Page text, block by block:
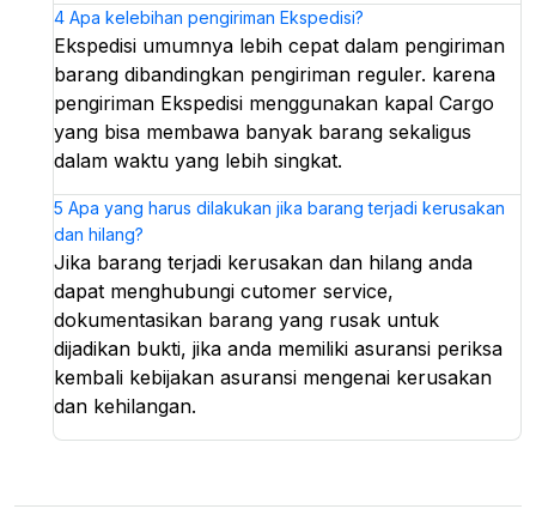
4 Apa kelebihan pengiriman Ekspedisi?
Ekspedisi umumnya lebih cepat dalam pengiriman
barang dibandingkan pengiriman reguler. karena
pengiriman Ekspedisi menggunakan kapal Cargo
yang bisa membawa banyak barang sekaligus
dalam waktu yang lebih singkat.
5 Apa yang harus dilakukan jika barang terjadi kerusakan
dan hilang?
Jika barang terjadi kerusakan dan hilang anda
dapat menghubungi cutomer service,
dokumentasikan barang yang rusak untuk
dijadikan bukti, jika anda memiliki asuransi periksa
kembali kebijakan asuransi mengenai kerusakan
dan kehilangan.